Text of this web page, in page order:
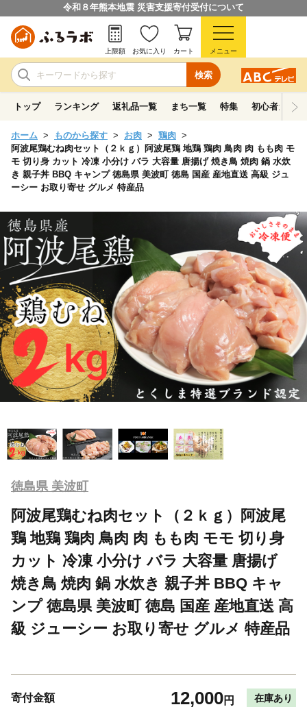
令和８年熊本地震 災害支援寄付受付について
検索
上限額 お気に入り カート メニュー
トップ ランキング 返礼品一覧 まち一覧 特集 初心者ガイド
ホーム ものから探す お肉
鶏肉
阿波尾鶏むね肉セット（２ｋｇ）阿波尾鶏 地鶏 鶏肉 鳥肉 肉 もも肉 モ
モ 切り身 カット 冷凍 小分け バラ 大容量 唐揚げ 焼き鳥 焼肉 鍋 水炊
き 親子丼 BBQ キャンプ 徳島県 美波町 徳島 国産 産地直送 高級 ジュ
ーシー お取り寄せ グルメ 特産品
徳島県 美波町
阿波尾鶏むね肉セット（２ｋｇ）阿波尾
鶏 地鶏 鶏肉 鳥肉 肉 もも肉 モモ 切り身
カット 冷凍 小分け バラ 大容量 唐揚げ
焼き鳥 焼肉 鍋 水炊き 親子丼 BBQ キャ
ンプ 徳島県 美波町 徳島 国産 産地直送 高
級 ジューシー お取り寄せ グルメ 特産品
寄付金額 12,000円 在庫あり